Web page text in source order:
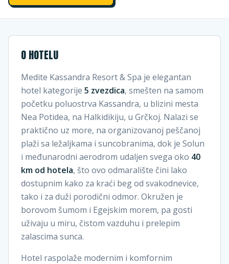
O HOTELU
Medite Kassandra Resort & Spa je elegantan
hotel kategorije 5 zvezdica, smešten na samom
početku poluostrva Kassandra, u blizini mesta
Nea Potidea, na Halkidikiju, u Grčkoj. Nalazi se
praktično uz more, na organizovanoj peščanoj
plaži sa ležaljkama i suncobranima, dok je Solun
i međunarodni aerodrom udaljen svega oko 40
km od hotela, što ovo odmaralište čini lako
dostupnim kako za kraći beg od svakodnevice,
tako i za duži porodični odmor. Okružen je
borovom šumom i Egejskim morem, pa gosti
uživaju u miru, čistom vazduhu i prelepim
zalascima sunca.
Hotel raspolaže modernim i komfornim